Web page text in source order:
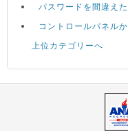
パスワードを間違え
コントロールパネル
上位カテゴリーへ